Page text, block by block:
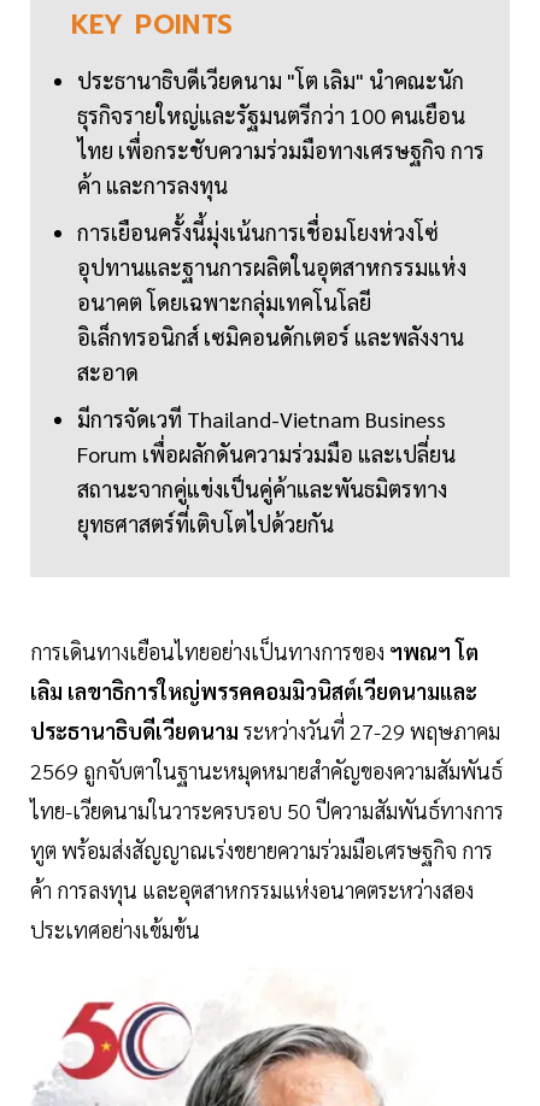
KEY POINTS
ประธานาธิบดีเวียดนาม "โต เลิม" นำคณะนัก
ธุรกิจรายใหญ่และรัฐมนตรีกว่า 100 คนเยือน
ไทย เพื่อกระชับความร่วมมือทางเศรษฐกิจ การ
ค้า และการลงทุน
การเยือนครั้งนี้มุ่งเน้นการเชื่อมโยงห่วงโซ่
อุปทานและฐานการผลิตในอุตสาหกรรมแห่ง
อนาคต โดยเฉพาะกลุ่มเทคโนโลยี
อิเล็กทรอนิกส์ เซมิคอนดักเตอร์ และพลังงาน
สะอาด
มีการจัดเวที Thailand-Vietnam Business
Forum เพื่อผลักดันความร่วมมือ และเปลี่ยน
สถานะจากคู่แข่งเป็นคู่ค้าและพันธมิตรทาง
ยุทธศาสตร์ที่เติบโตไปด้วยกัน
การเดินทางเยือนไทยอย่างเป็นทางการของ ฯพณฯ โต
เลิม เลขาธิการใหญ่พรรคคอมมิวนิสต์เวียดนามและ
ประธานาธิบดีเวียดนาม ระหว่างวันที่ 27-29 พฤษภาคม
2569 ถูกจับตาในฐานะหมุดหมายสำคัญของความสัมพันธ์
ไทย-เวียดนามในวาระครบรอบ 50 ปีความสัมพันธ์ทางการ
ทูต พร้อมส่งสัญญาณเร่งขยายความร่วมมือเศรษฐกิจ การ
ค้า การลงทุน และอุตสาหกรรมแห่งอนาคตระหว่างสอง
ประเทศอย่างเข้มข้น